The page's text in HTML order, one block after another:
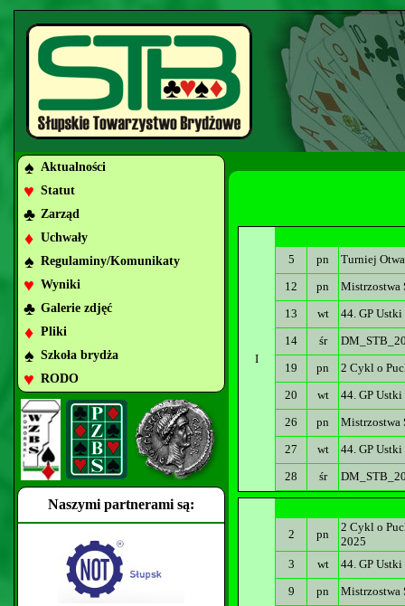
♠ Aktualności
♥ Statut
♣ Zarząd
♦ Uchwały
♠ Regulaminy/Komunikaty
♥ Wyniki
♣ Galerie zdjęć
♦ Pliki
♠ Szkoła brydża
♥ RODO
Naszymi partnerami są:
I
5 pn
Turniej
12
pn
Mistrzostwa
13
wt
44. GP
14
śr
19
pn
2 Cykl o
20
wt
44. GP
26
pn
Mistrzostwa
27
wt
44. GP
28
śr
2 pn
2 Cykl o
2025
3
wt
44. GP
9
pn
Mistrzostwa